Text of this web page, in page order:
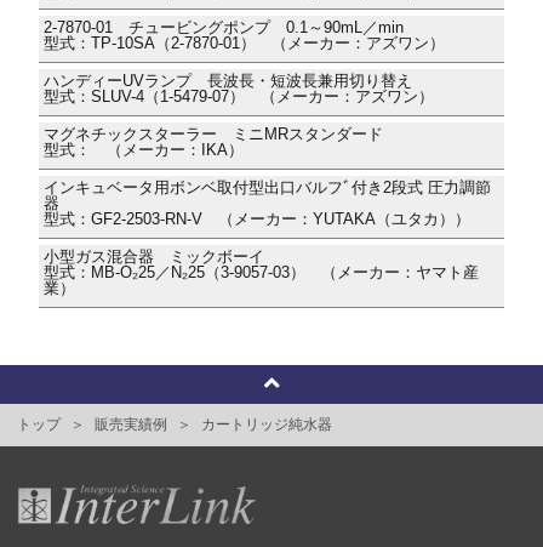
2-7870-01 チュービングポンプ 0.1～90mL／min
型式：TP-10SA（2-7870-01） （メーカー：アズワン）
ハンディーUVランプ 長波長・短波長兼用切り替え
型式：SLUV-4（1-5479-07） （メーカー：アズワン）
マグネチックスターラー ミニMRスタンダード
型式： （メーカー：IKA）
インキュベータ用ボンベ取付型出口バルフﾞ付き2段式 圧力調節
器
型式：GF2-2503-RN-V （メーカー：YUTAKA（ユタカ））
小型ガス混合器 ミックボーイ
型式：MB-O₂25／N₂25（3-9057-03） （メーカー：ヤマト産
業）
トップ 販売実績例 カートリッジ純水器